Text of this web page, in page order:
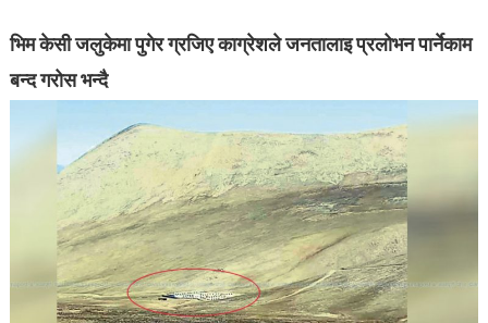
भिम केसी जलुकेमा पुगेर ग्रजिए काग्रेशले जनतालाइ प्रलोभन पार्नेकाम
बन्द गरोस भन्दै